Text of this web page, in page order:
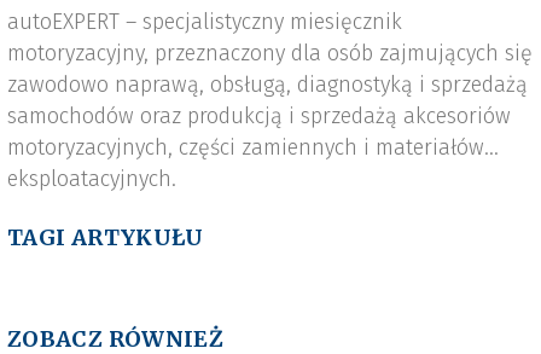
autoEXPERT – specjalistyczny miesięcznik
motoryzacyjny, przeznaczony dla osób zajmujących się
zawodowo naprawą, obsługą, diagnostyką i sprzedażą
samochodów oraz produkcją i sprzedażą akcesoriów
motoryzacyjnych, części zamiennych i materiałów
eksploatacyjnych.
TAGI ARTYKUŁU
ZOBACZ RÓWNIEŻ